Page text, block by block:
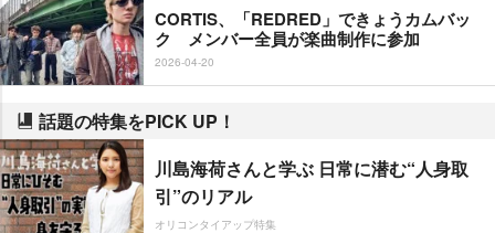
CORTIS、「REDRED」できょうカムバッ
ク メンバー全員が楽曲制作に参加
2026-04-20
話題の特集をPICK UP！
川島海荷さんと学ぶ 日常に潜む“人身取
引”のリアル
オリコンタイアップ特集